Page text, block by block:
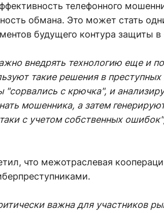
телефонного
обмана. Это может стать
будущего контура защиты в
внедрять технологию еще и
такие решения в преступных
"сорвались с крючка", и
мошенника, а затем
с учетом собственных
что межотраслевая
важна для участников